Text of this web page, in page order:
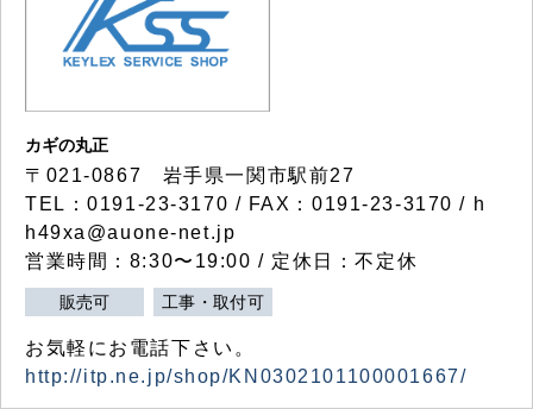
カギの丸正
〒021-0867 岩手県一関市駅前27
TEL：0191-23-3170 / FAX：0191-23-3170 / h
h49xa@auone-net.jp
営業時間：8:30〜19:00 / 定休日：不定休
販売可 工事・取付可
お気軽にお電話下さい。
http://itp.ne.jp/shop/KN0302101100001667/